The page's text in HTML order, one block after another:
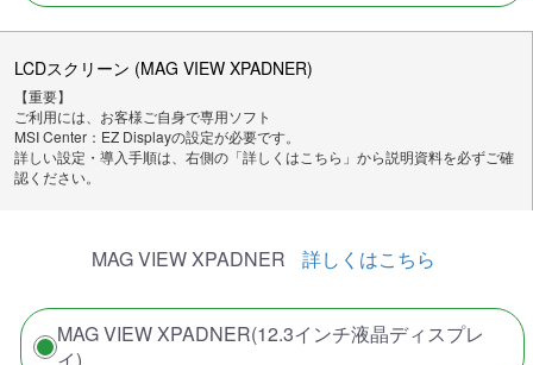
LCDスクリーン (MAG VIEW XPADNER)
【重要】
ご利用には、お客様ご自身で専用ソフト
MSI Center：EZ Displayの設定が必要です。
詳しい設定・導入手順は、右側の「詳しくはこちら」から説明資料を必ずご確
認ください。
MAG VIEW XPADNER 詳しくはこちら
MAG VIEW XPADNER(12.3インチ液晶ディスプレ
イ)